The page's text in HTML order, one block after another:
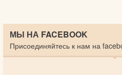
МЫ НА FACEBOOK
Присоединяйтесь к нам на